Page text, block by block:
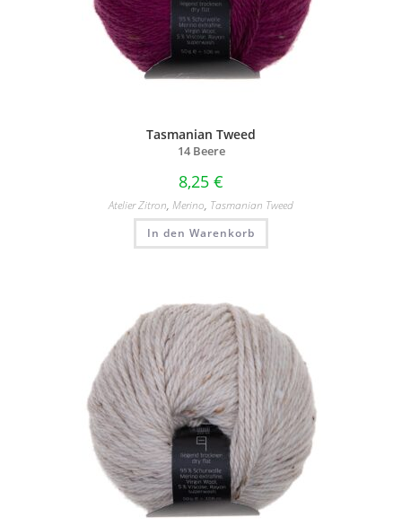
Tasmanian Tweed
14 Beere
8,25 €
Atelier Zitron, Merino, Tasmanian Tweed
In den Warenkorb